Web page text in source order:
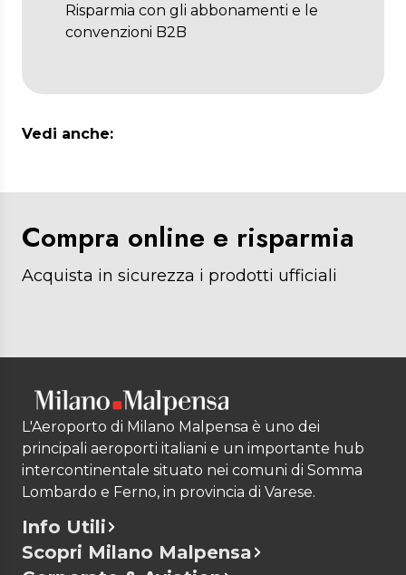
Risparmia con gli abbonamenti e le
convenzioni B2B
Vedi anche:
Compra online e risparmia
Acquista in sicurezza i prodotti ufficiali
L'Aeroporto di Milano Malpensa è uno dei
principali aeroporti italiani e un importante hub
intercontinentale situato nei comuni di Somma
Lombardo e Ferno, in provincia di Varese.
Info Utili
Scopri Milano Malpensa